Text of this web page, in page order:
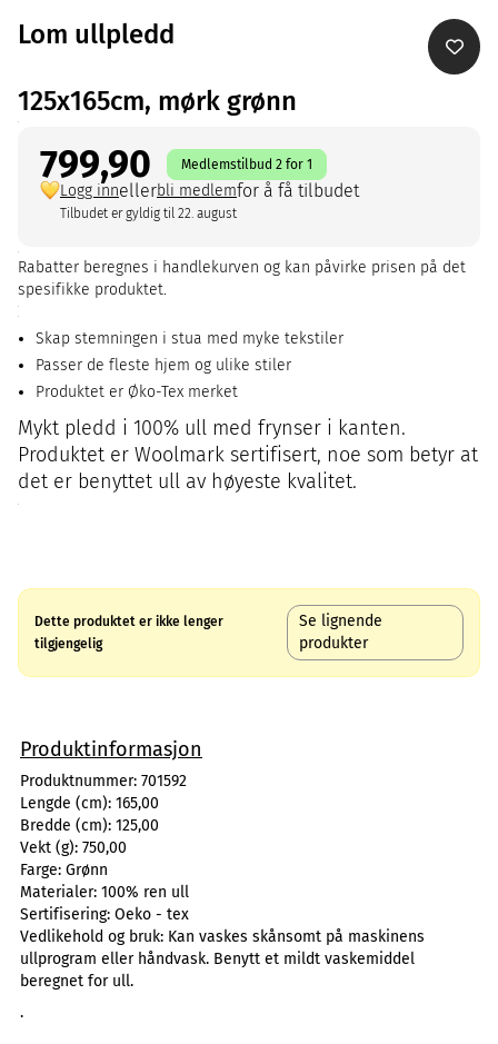
Lom ullpledd
125x165cm, mørk grønn
799,90 Medlemstilbud 2 for 1
Logg innellerbli medlemfor å få tilbudet
Tilbudet er gyldig til 22. august
Rabatter beregnes i handlekurven og kan påvirke prisen på det
spesifikke produktet.
Skap stemningen i stua med myke tekstiler
Passer de fleste hjem og ulike stiler
Produktet er Øko-Tex merket
Mykt pledd i 100% ull med frynser i kanten.
Produktet er Woolmark sertifisert, noe som betyr at
det er benyttet ull av høyeste kvalitet.
Dette produktet er ikke lenger
tilgjengelig
Se lignende
produkter
Produktinformasjon
Produktnummer: 701592
Lengde (cm): 165,00
Bredde (cm): 125,00
Vekt (g): 750,00
Farge: Grønn
Materialer: 100% ren ull
Sertifisering: Oeko - tex
Vedlikehold og bruk: Kan vaskes skånsomt på maskinens
ullprogram eller håndvask. Benytt et mildt vaskemiddel
beregnet for ull.
.